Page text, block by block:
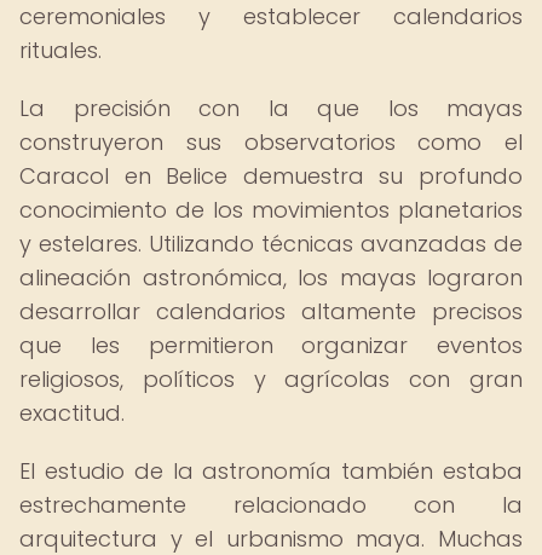
ceremoniales y establecer calendarios
rituales.
La precisión con la que los mayas
construyeron sus observatorios como el
Caracol en Belice demuestra su profundo
conocimiento de los movimientos planetarios
y estelares. Utilizando técnicas avanzadas de
alineación astronómica, los mayas lograron
desarrollar calendarios altamente precisos
que les permitieron organizar eventos
religiosos, políticos y agrícolas con gran
exactitud.
El estudio de la astronomía también estaba
estrechamente relacionado con la
arquitectura y el urbanismo maya. Muchas